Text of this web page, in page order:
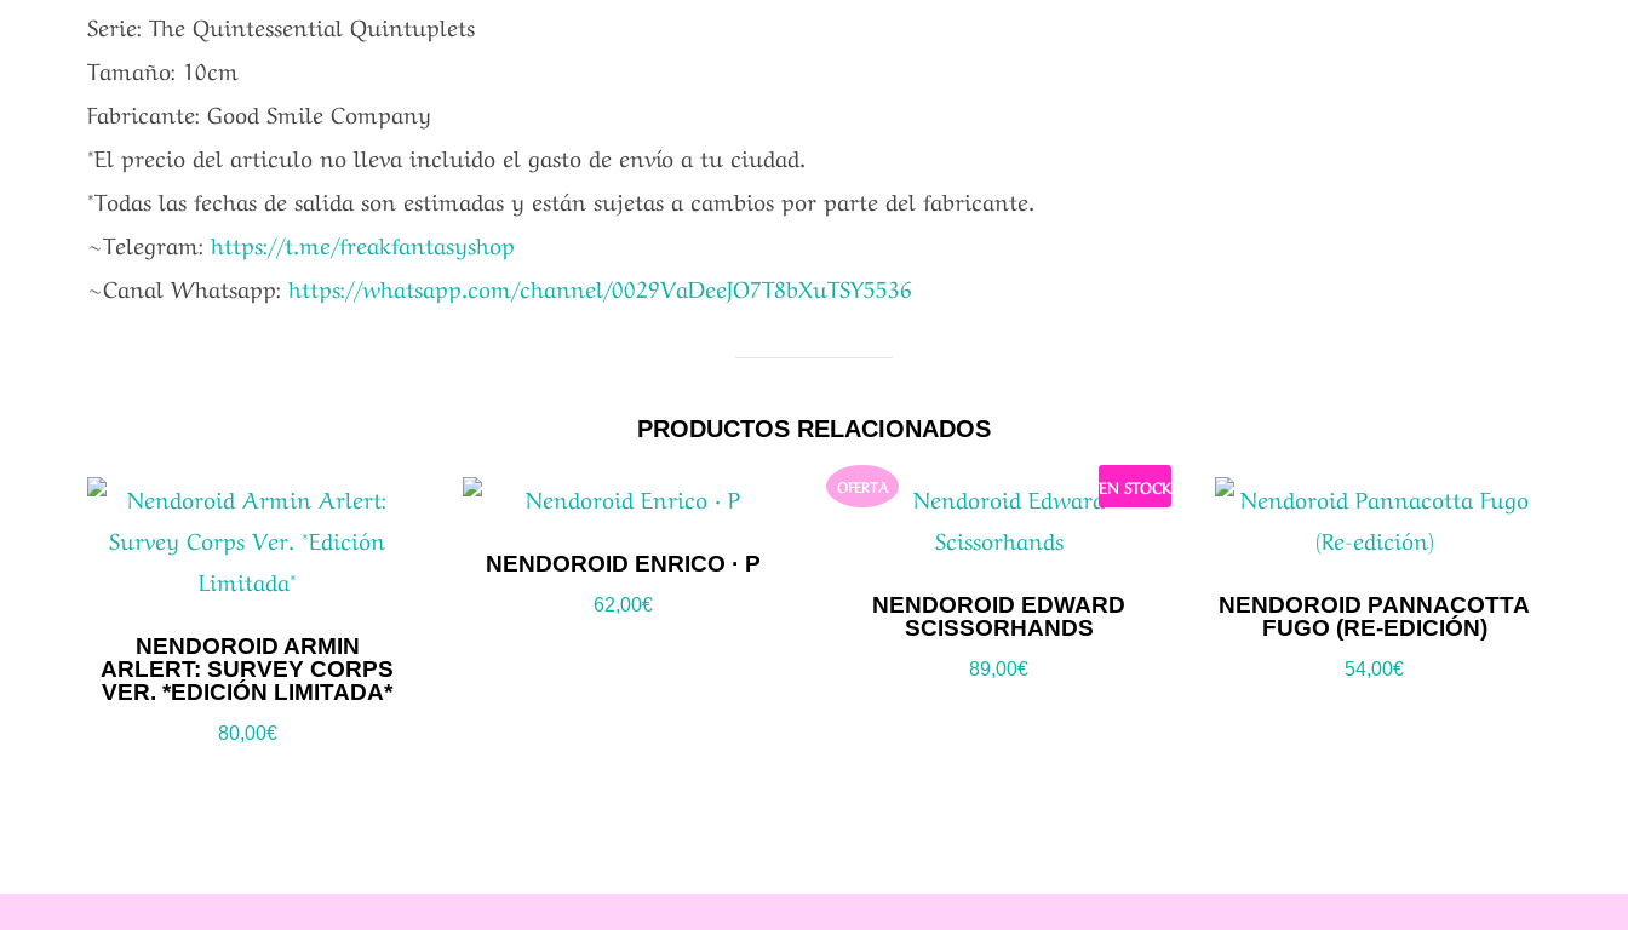
Serie: The Quintessential Quintuplets
Tamaño: 10cm
Fabricante: Good Smile Company
*El precio del articulo no lleva incluido el gasto de envío a tu ciudad.
*Todas las fechas de salida son estimadas y están sujetas a cambios por parte del fabricante.
~Telegram: https://t.me/freakfantasyshop
~Canal Whatsapp: https://whatsapp.com/channel/0029VaDeeJO7T8bXuTSY5536
PRODUCTOS RELACIONADOS
NENDOROID ARMIN
ARLERT: SURVEY CORPS
VER. *EDICIÓN LIMITADA*
80,00€
NENDOROID ENRICO · P
62,00€
OFERTA EN STOCK
NENDOROID EDWARD
SCISSORHANDS
89,00€
NENDOROID PANNACOTTA
FUGO (RE-EDICIÓN)
54,00€